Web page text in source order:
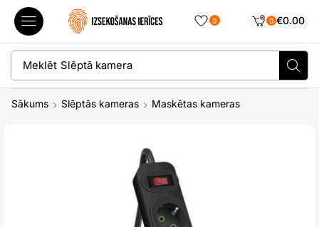
0 0 €0.00
Meklēt Slēptā kamera
Sākums Slēptās kameras Maskētas kameras